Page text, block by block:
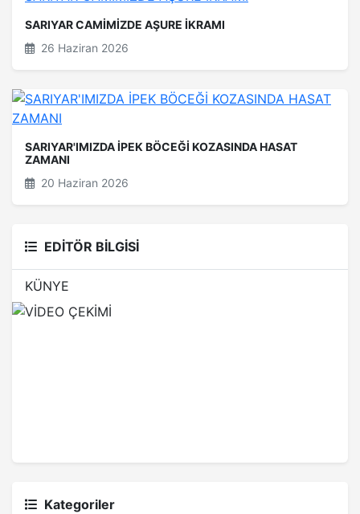
SARIYAR CAMİMİZDE AŞURE İKRAMI
26 Haziran 2026
SARIYAR'IMIZDA İPEK BÖCEĞİ KOZASINDA HASAT
ZAMANI
20 Haziran 2026
EDİTÖR BİLGİSİ
KÜNYE
Kategoriler